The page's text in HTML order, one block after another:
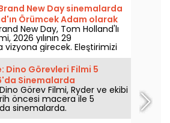
New Day sinemalarda
Örümcek Adam olarak
spoiler içermeyen
New Day, Tom Holland'lı
2026 yılının 29
girecek. Eleştirimizi
Dino Görevleri Filmi 5
Sinemalarda
Görev Filmi, Ryder ve ekibi
öncesi macera ile 5
sinemalarda.